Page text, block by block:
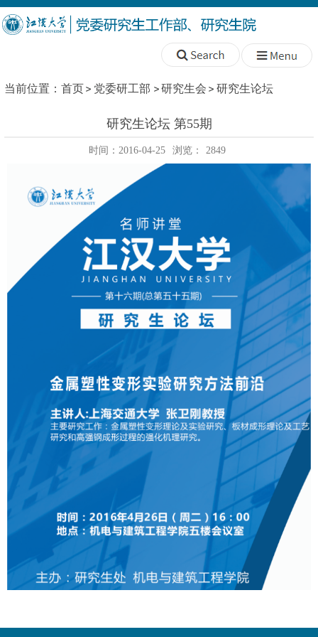
当前位置： 首页 党委研工部 研究生会 研究生论坛
研究生论坛 第55期
时间：2016-04-25 浏览： 2849